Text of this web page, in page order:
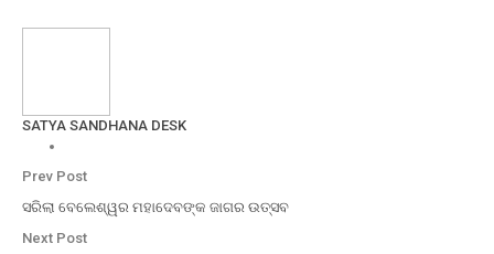
SATYA SANDHANA DESK
Prev Post
ସରିଲା ବେଲେଶ୍ୱର ମହାଦେବଙ୍କ ଜାଗର ଉତ୍ସବ
Next Post